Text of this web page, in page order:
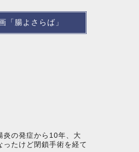
「腸よさらば」
の発症から10年、大
ったけど閉鎖手術を経て